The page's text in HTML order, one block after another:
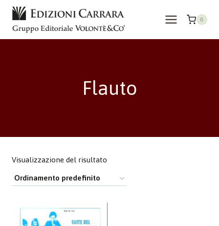
Salta
contenuto
0
Flauto
Visualizzazione del risultato